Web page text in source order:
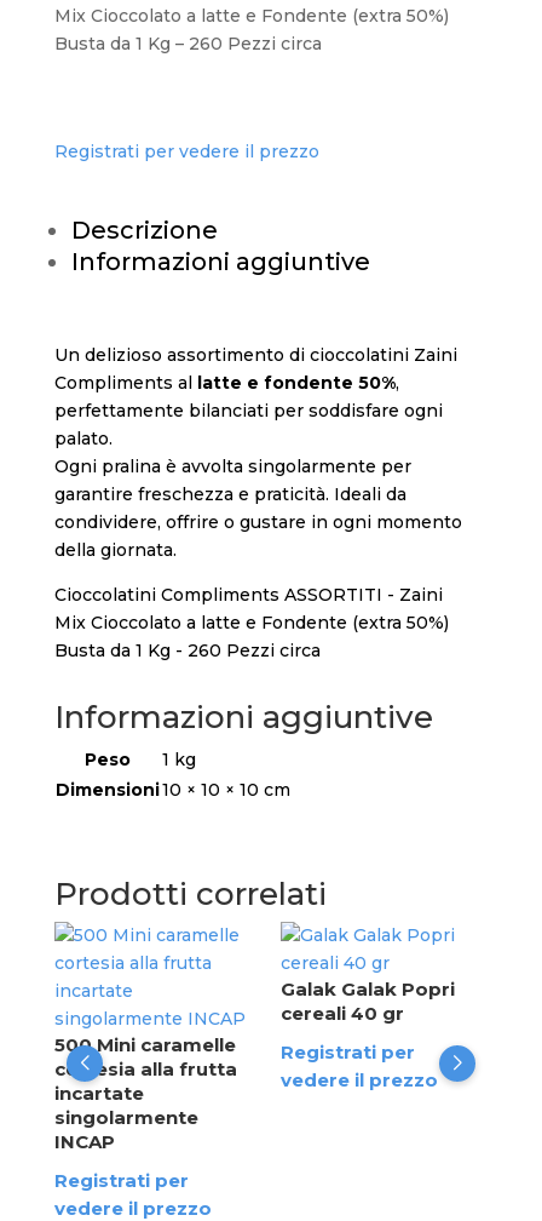
Mix Cioccolato a latte e Fondente (extra 50%)
Busta da 1 Kg – 260 Pezzi circa
Registrati per vedere il prezzo
Descrizione
Informazioni aggiuntive
Un delizioso assortimento di cioccolatini Zaini
Compliments al latte e fondente 50%,
perfettamente bilanciati per soddisfare ogni
palato.
Ogni pralina è avvolta singolarmente per
garantire freschezza e praticità. Ideali da
condividere, offrire o gustare in ogni momento
della giornata.
Cioccolatini Compliments ASSORTITI - Zaini
Mix Cioccolato a latte e Fondente (extra 50%)
Busta da 1 Kg - 260 Pezzi circa
Informazioni aggiuntive
Peso
1 kg
Dimensioni10 × 10 × 10 cm
Prodotti correlati
500 Mini caramelle
cortesia alla frutta
incartate
singolarmente
INCAP
Registrati per
vedere il prezzo
Galak Galak Popri
cereali 40 gr
Registrati per
vedere il prezzo